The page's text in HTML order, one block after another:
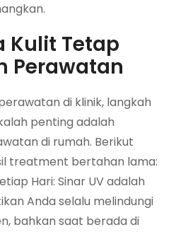
Kulit Tetap
Perawatan
di klinik, langkah
penting adalah
di rumah. Berikut
treatment bertahan lama:
Hari: Sinar UV adalah
Anda selalu melindungi
bahkan saat berada di